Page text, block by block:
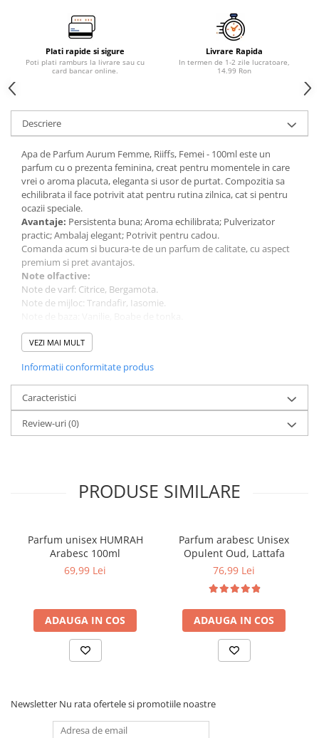
Plati rapide si sigure
Poti plati ramburs la livrare sau cu
card bancar online.
Livrare Rapida
In termen de 1-2 zile lucratoare,
14.99 Ron
Descriere
Apa de Parfum Aurum Femme, Riiffs, Femei - 100ml este un
parfum cu o prezenta feminina, creat pentru momentele in care
vrei o aroma placuta, eleganta si usor de purtat. Compozitia sa
echilibrata il face potrivit atat pentru rutina zilnica, cat si pentru
ocazii speciale.
Avantaje: Persistenta buna; Aroma echilibrata; Pulverizator
practic; Ambalaj elegant; Potrivit pentru cadou.
Comanda acum si bucura-te de un parfum de calitate, cu aspect
premium si pret avantajos.
Note olfactive:
Note de varf: Citrice, Bergamota.
Note de mijloc: Trandafir, Iasomie.
Detalii tehnice:
Parfum pentru: Ea
Tip aplicare: Vaporizator
Tip de parfum: Apa de parfum (EDP)
Brand: Riiffs
VEZI MAI MULT
Informatii conformitate produs
Caracteristici
Review-uri(0)
PRODUSE SIMILARE
Parfum unisex HUMRAH
Arabesc 100ml
69,99 Lei
ADAUGA IN COS
Parfum arabesc Unisex
Opulent Oud, Lattafa
76,99 Lei
ADAUGA IN COS
Newsletter Nu rata ofertele si promotiile noastre